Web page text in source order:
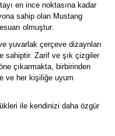
en ince noktasına kadar
sahip olan Mustang
olmuştur.
yuvarlak çerçeve dizaynları
sahiptir. Zarif ve şık çizgiler
çıkarmakta, birbirinden
ve her kişiliğe uyum
ile kendinizi daha özgür